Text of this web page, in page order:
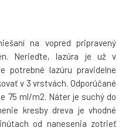
na vopred pripravený
Nerieďte, lazúra je už v
potrebné lazúru pravidelne
v 3 vrstvách. Odporúčané
75 ml/m2. Náter je suchý do
kresby dreva je vhodné
od nanesenia zotrieť